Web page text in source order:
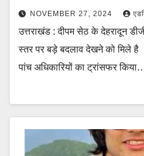
NOVEMBER 27, 2024
उत्तराखंड : दीपम सेठ के देहरादून
स्तर पर बड़े बदलाव देखने को मिले
पांच अधिकारियों का ट्रांसफर